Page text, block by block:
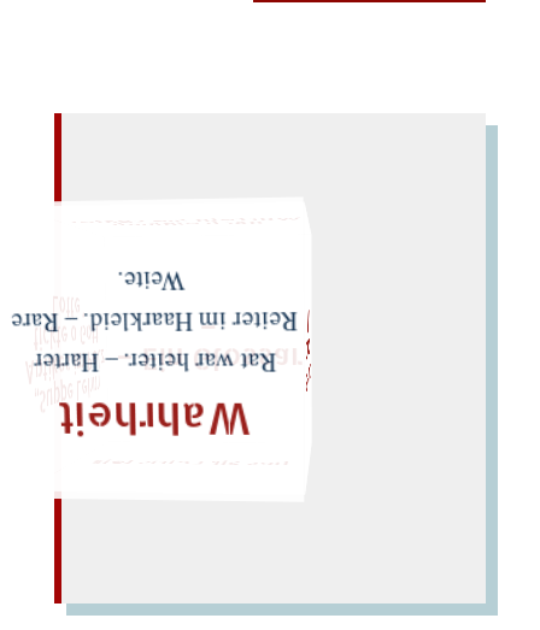
„
S
u
p
p
e
L
e
h
m
A
n
t
i
k
e
s i
m
P
el
z
t
i
c
k
t
e
o
G
o
t
t L
o
t
t
e
"
Rat war heiter. – Harter
im Haarkleid. – Rare
Weite. M
ic
h
e
l
L
e
i
r
i
s
・
F
e
l
ix
P
h
i
l
i
p
p
In
g
o
l
d
– Ein Glossar
–